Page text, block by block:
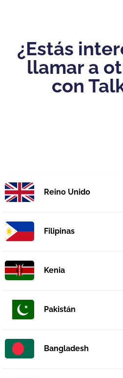
¿Estás
llamar a
con
Reino Unido
Filipinas
Kenia
Pakistán
Bangladesh